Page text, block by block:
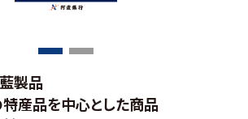
藍製品
特産品を中心とした商品